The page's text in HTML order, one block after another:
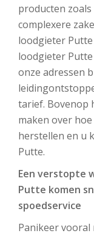
producten
complexere
loodgieter
loodgieter
onze adressen
tarief. Bovenop
maken over
herstellen en u
Putte.
Een verstopte
Putte komen
spoedservice
Panikeer vooral